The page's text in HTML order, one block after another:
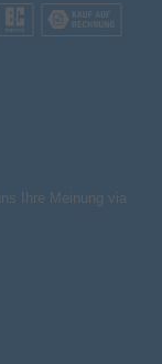
Ihre Meinung via